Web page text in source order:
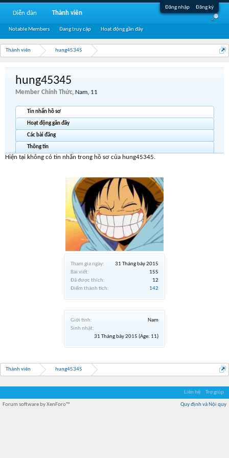
Đăng nhập Đăng ký
Thành viên hung45345
Tham gia ngày:
31 Tháng bảy 2015
Bài viết:
155
Đã được thích:
12
Điểm thành tích:
142
Giới tính:
Nam
Sinh nhật:
31 Tháng bảy 2015 (Age: 11)
hung45345
Member Chính Thức, Nam, 11
Tin nhắn hồ sơ
Hoạt động gần đây
Các bài đăng
Thông tin
Hiện tại không có tin nhắn trong hồ sơ của hung45345.
Thành viên hung45345
Diễn đàn Thành viên
Notable Members Đang truy cập Hoạt động gần đây
Liên hệ Trợ giúp
Quy định và Nội quy
Forum software by XenForo™